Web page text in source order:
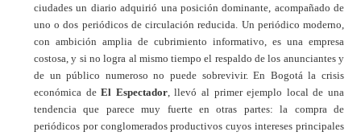
ciudades un diario adquirió una posición dominante, acompañado de
uno o dos periódicos de circulación reducida. Un periódico moderno,
con ambición amplia de cubrimiento informativo, es una empresa
costosa, y si no logra al mismo tiempo el respaldo de los anunciantes y
de un público numeroso no puede sobrevivir. En Bogotá la crisis
económica deEl Espectador, llevó al primer ejemplo local de una
tendencia que parece muy fuerte en otras partes: la compra de
periódicos por conglomerados productivos cuyos intereses principales